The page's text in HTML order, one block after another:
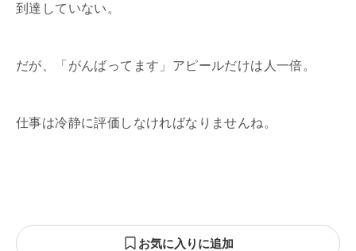
到達していない。
だが、「がんばってます」アピールだけは人一倍。
仕事は冷静に評価しなければなりませんね。
お気に入りに追加